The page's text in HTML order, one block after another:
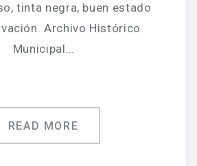
tinta negra, buen estado
Archivo Histórico
Municipal…
READ MORE